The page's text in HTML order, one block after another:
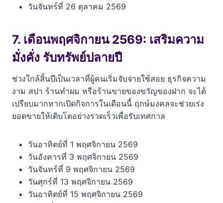
วันจันทร์ที่ 26 ตุลาคม 2569
7. เดือนพฤศจิกายน 2569: เสริมความ
มั่งคั่ง รับทรัพย์ปลายปี
ช่วงใกล้สิ้นปีเป็นเวลาที่ผู้คนเริ่มจับจ่ายใช้สอย ธุรกิจความ
งาม สปา ร้านทำผม หรือร้านขายของขวัญของฝาก จะได้
เปรียบมากหากเปิดกิจการในเดือนนี้ ฤกษ์มงคลจะช่วยเร่ง
ยอดขายให้เติบโตอย่างรวดเร็วเพื่อรับเทศกาล
วันอาทิตย์ที่ 1 พฤศจิกายน 2569
วันอังคารที่ 3 พฤศจิกายน 2569
วันจันทร์ที่ 9 พฤศจิกายน 2569
วันศุกร์ที่ 13 พฤศจิกายน 2569
วันอาทิตย์ที่ 15 พฤศจิกายน 2569